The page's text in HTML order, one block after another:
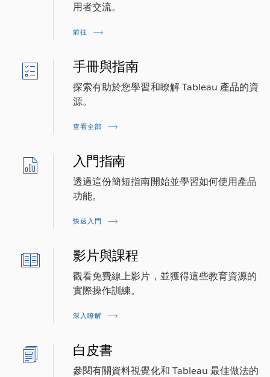
用者交流。
前往
手冊與指南
探索有助於您學習和瞭解 Tableau 產品的資
源。
查看全部
入門指南
透過這份簡短指南開始並學習如何使用產品
功能。
快速入門
影片與課程
觀看免費線上影片，並獲得這些教育資源的
實際操作訓練。
深入瞭解
白皮書
參閱有關資料視覺化和 Tableau 最佳做法的